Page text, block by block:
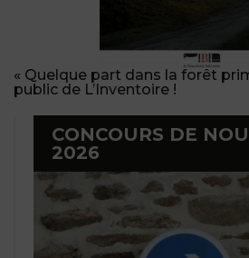
« Quelque part dans la forêt
public de L’Inventoire !
CONCOURS DE
2026